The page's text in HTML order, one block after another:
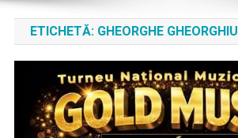
ETICHETĂ: GHEORGHE GHEORGHIU